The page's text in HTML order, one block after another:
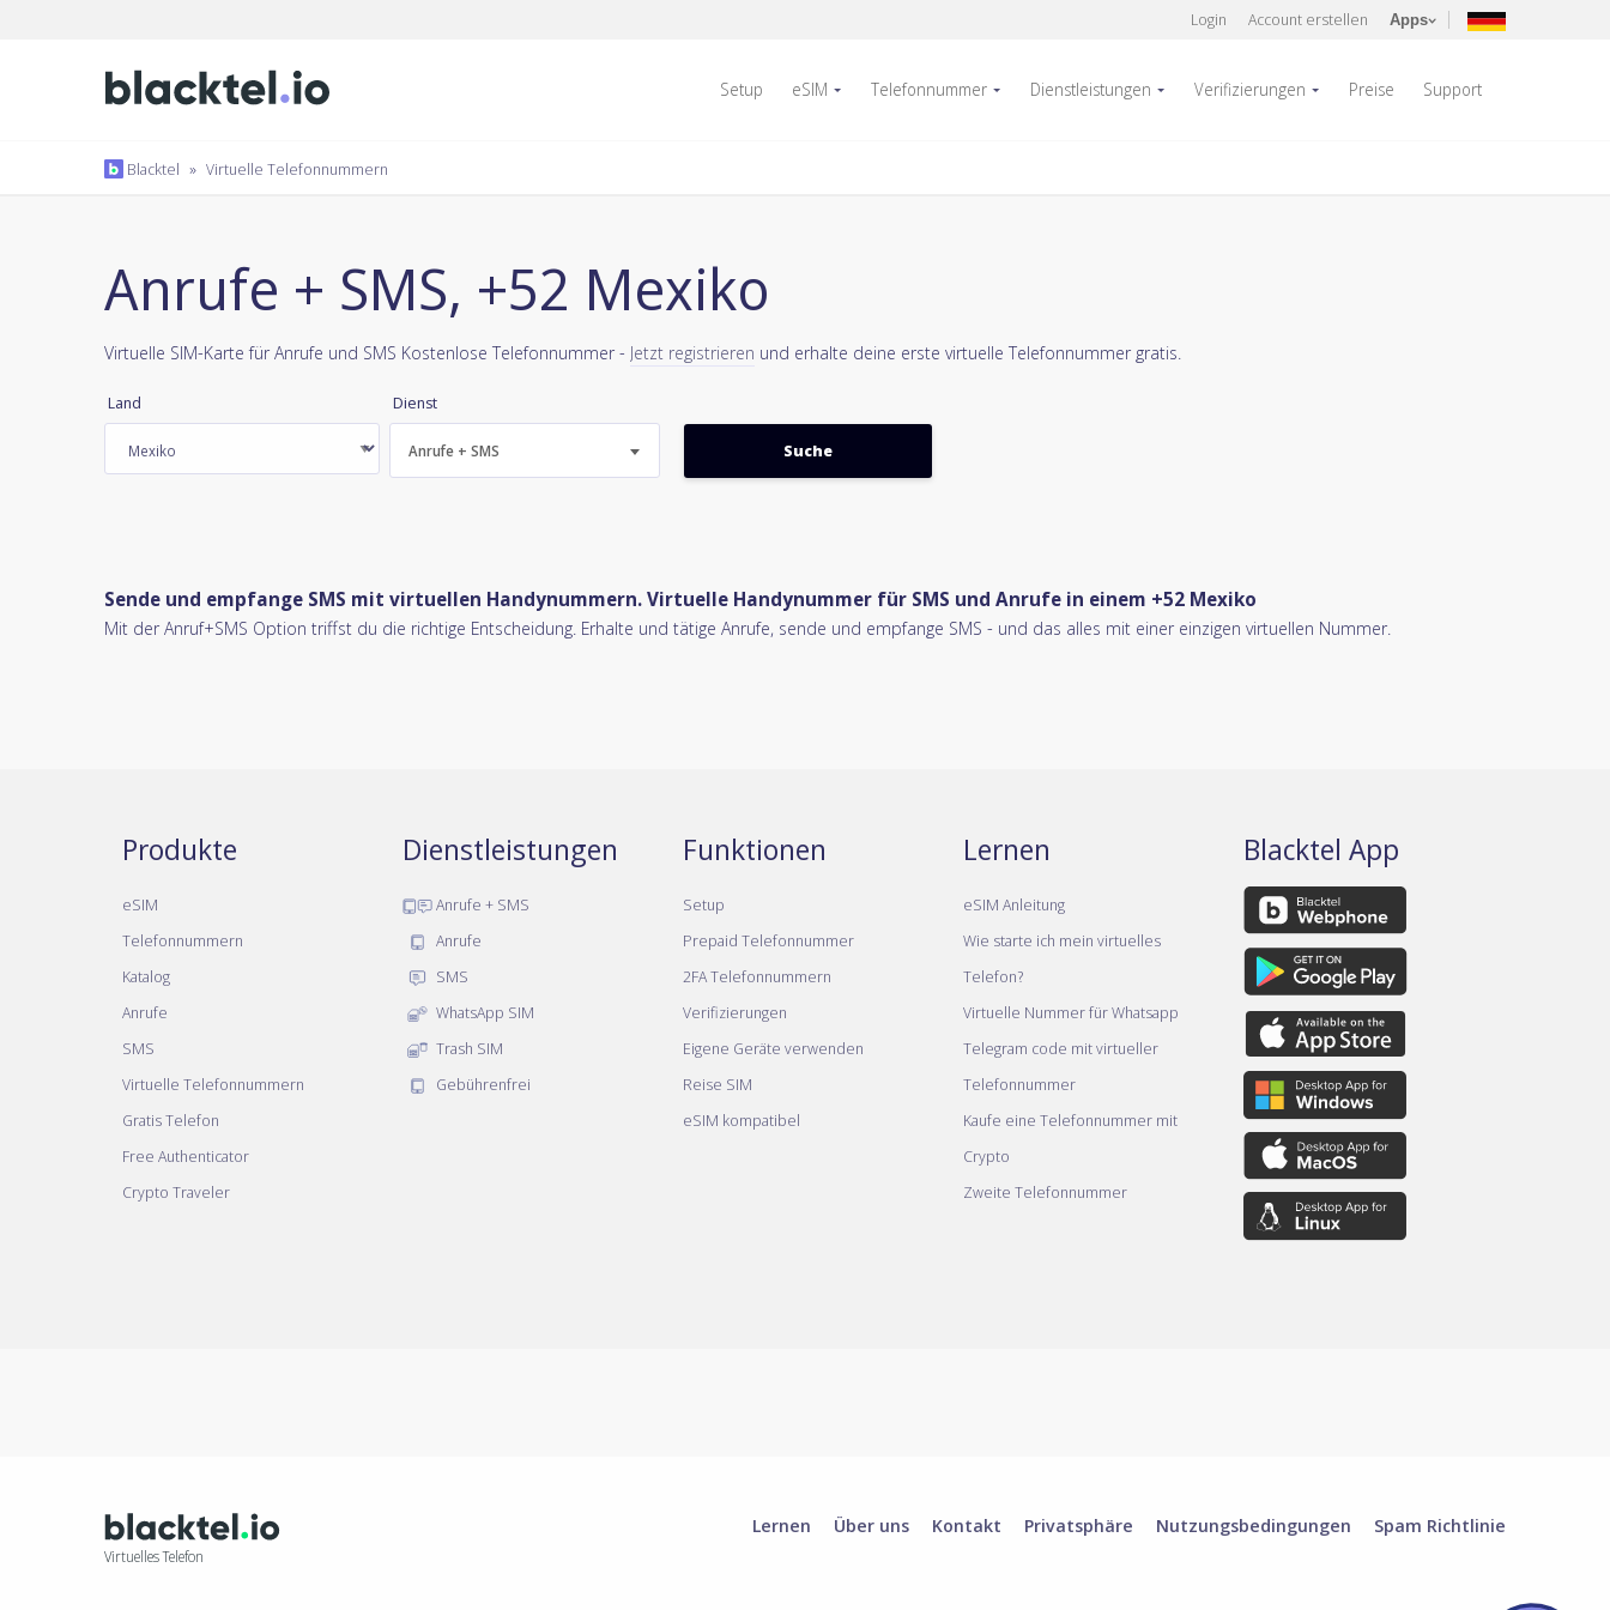
Login Account erstellen Apps
Setup eSIM Telefonnummer Dienstleistungen Verifizierungen Preise Support
Blacktel » Virtuelle Telefonnummern
Anrufe + SMS, +52 Mexiko
Virtuelle SIM-Karte für Anrufe und SMS Kostenlose Telefonnummer - Jetzt registrieren und erhalte deine erste virtuelle Telefonnummer gratis.
Land Dienst
Anrufe + SMS
Sende und empfange SMS mit virtuellen Handynummern. Virtuelle Handynummer für SMS und Anrufe in einem +52 Mexiko
Mit der Anruf+SMS Option triffst du die richtige Entscheidung. Erhalte und tätige Anrufe, sende und empfange SMS - und das alles mit einer einzigen virtuellen Nummer.
Produkte
eSIM
Telefonnummern
Katalog
Anrufe
SMS
Virtuelle Telefonnummern
Gratis Telefon
Free Authenticator
Crypto Traveler
Dienstleistungen
Anrufe + SMS
Anrufe
SMS
WhatsApp SIM
Trash SIM
Gebührenfrei
Funktionen
Setup
Prepaid Telefonnummer
2FA Telefonnummern
Verifizierungen
Eigene Geräte verwenden
Reise SIM
eSIM kompatibel
Lernen
eSIM Anleitung
Wie starte ich mein virtuelles
Telefon?
Virtuelle Nummer für Whatsapp
Telegram code mit virtueller
Telefonnummer
Kaufe eine Telefonnummer mit
Crypto
Zweite Telefonnummer
Blacktel App
Virtuelles Telefon
Lernen Über uns Kontakt Privatsphäre Nutzungsbedingungen Spam Richtlinie